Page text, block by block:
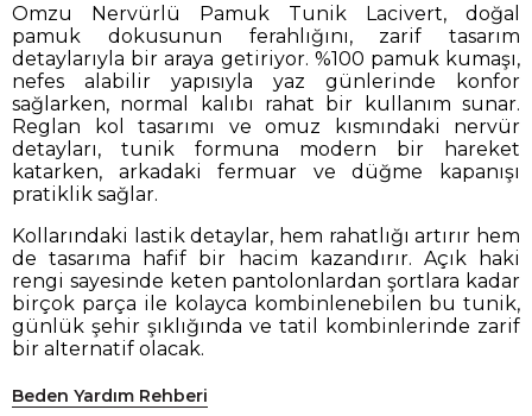
Omzu Nervürlü Pamuk Tunik Lacivert, doğal
pamuk dokusunun ferahlığını, zarif tasarım
detaylarıyla bir araya getiriyor. %100 pamuk kumaşı,
nefes alabilir yapısıyla yaz günlerinde konfor
sağlarken, normal kalıbı rahat bir kullanım sunar.
Reglan kol tasarımı ve omuz kısmındaki nervür
detayları, tunik formuna modern bir hareket
katarken, arkadaki fermuar ve düğme kapanışı
pratiklik sağlar.
Kollarındaki lastik detaylar, hem rahatlığı artırır hem
de tasarıma hafif bir hacim kazandırır. Açık haki
rengi sayesinde keten pantolonlardan şortlara kadar
birçok parça ile kolayca kombinlenebilen bu tunik,
günlük şehir şıklığında ve tatil kombinlerinde zarif
bir alternatif olacak.
Beden Yardım Rehberi